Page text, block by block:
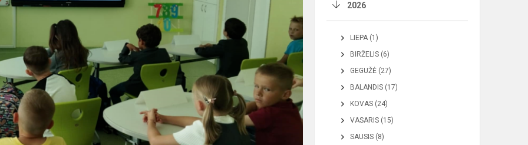
2026
LIEPA (1)
BIRŽELIS (6)
GEGUŽĖ (27)
BALANDIS (17)
KOVAS (24)
VASARIS (15)
SAUSIS (8)